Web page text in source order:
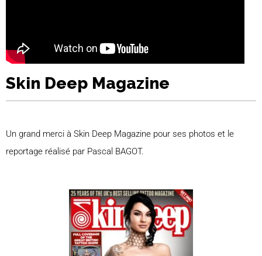
Skin Deep Magazine
Un grand merci à Skin Deep Magazine pour ses photos et le
reportage réalisé par Pascal BAGOT.